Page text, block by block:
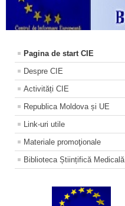
Pagina de start CIE
Despre CIE
Activități CIE
Republica Moldova și UE
Link-uri utile
Materiale promoţionale
Biblioteca Științifică Medicală